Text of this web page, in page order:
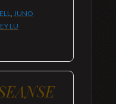
, JUNO
LU